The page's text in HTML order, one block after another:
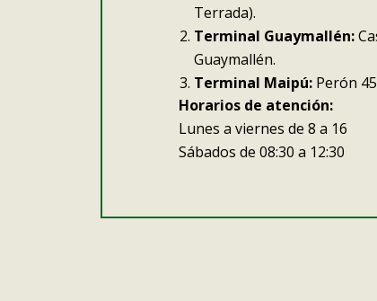
Terrada).
Terminal Guaymallén:
Guaymallén.
Terminal Maipú: Perón
Horarios de atención:
Lunes a viernes de 8 a 16
Sábados de 08:30 a 12:30